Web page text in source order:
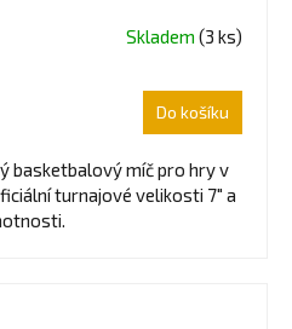
Skladem (3 ks)
Do košíku
basketbalový míč pro hry v
turnajové velikosti 7" a